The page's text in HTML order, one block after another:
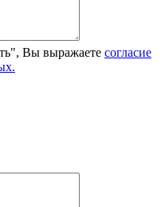
Вы выражаете согласие